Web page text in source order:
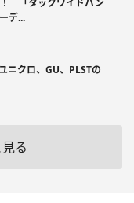
デ...
クロ、GU、PLSTの
る